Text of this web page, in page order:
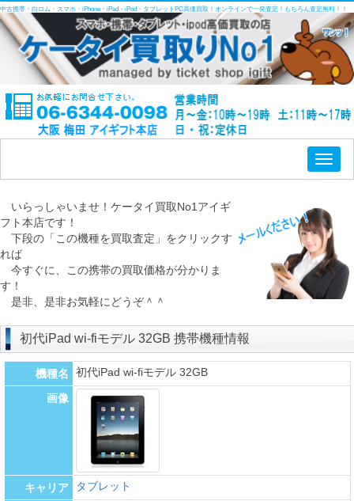
中古携帯・白ロム・スマホ・iPhone・iPad・iPod・タブレットPC高価買取！オンラインで一発査定！もちろん査定無料！！
いらっしゃいませ！ケータイ買取No1アイギ
フト本店です！
下段の「この機種を買取査定」をクリックす
れば
今すぐに、この携帯の買取価格が分かりま
す！
是非、是非お気軽にどうぞ＾＾
初代iPad wi-fiモデル 32GB 携帯機種情報
機種名 初代iPad wi-fiモデル 32GB
画像
キャリア タブレット